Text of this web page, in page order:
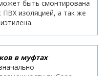
быть смонтирована
ПВХ изоляцией, а так же
в муфтах